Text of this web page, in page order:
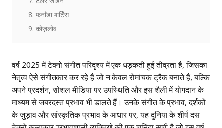
8. फर्नांडा मार्टिंस
9. कोज़लोव
वर्ष 2025 में टेक्नो संगीत परिदृश्य में एक धड़कती हुई तीव्रता है, जिसका
नेतृत्व ऐसे संगीतकार कर रहे हैं जो न केवल रोमांचक ट्रैक बनाते हैं, बल्कि
अपने प्रदर्शन, सोशल मीडिया पर उपस्थिति और इस शैली में योगदान के
माध्यम से जबरदस्त प्रभाव भी डालते हैं। उनके संगीत के प्रभाव, दर्शकों
के जुड़ाव और सांस्कृतिक प्रभाव के आधार पर, यह दुनिया के शीर्ष दस